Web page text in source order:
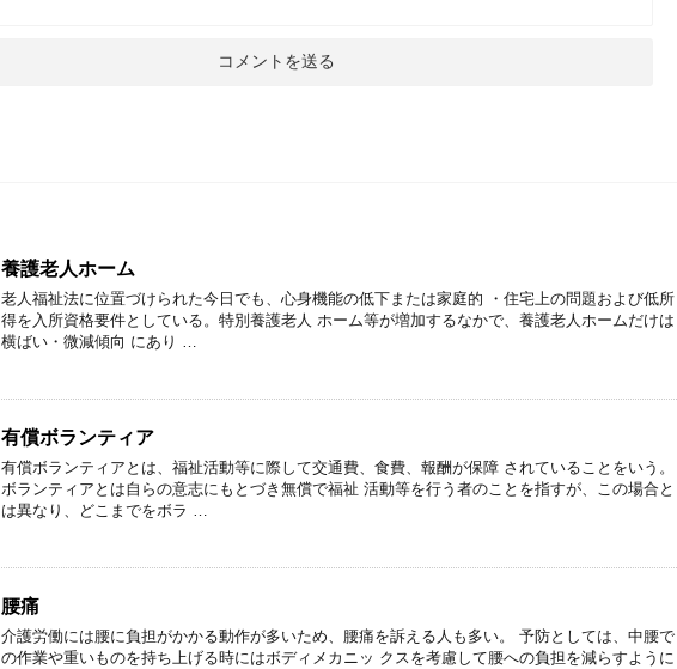
養護老人ホーム
老人福祉法に位置づけられた今日でも、心身機能の低下または家庭的 ・住宅上の問題および低所
得を入所資格要件としている。特別養護老人 ホーム等が増加するなかで、養護老人ホームだけは
横ばい・微減傾向 にあり …
有償ボランティア
有償ボランティアとは、福祉活動等に際して交通費、食費、報酬が保障 されていることをいう。
ボランティアとは自らの意志にもとづき無償で福祉 活動等を行う者のことを指すが、この場合と
は異なり、どこまでをボラ …
腰痛
介護労働には腰に負担がかかる動作が多いため、腰痛を訴える人も多い。 予防としては、中腰で
の作業や重いものを持ち上げる時にはボディメカニッ クスを考慮して腰への負担を減らすように